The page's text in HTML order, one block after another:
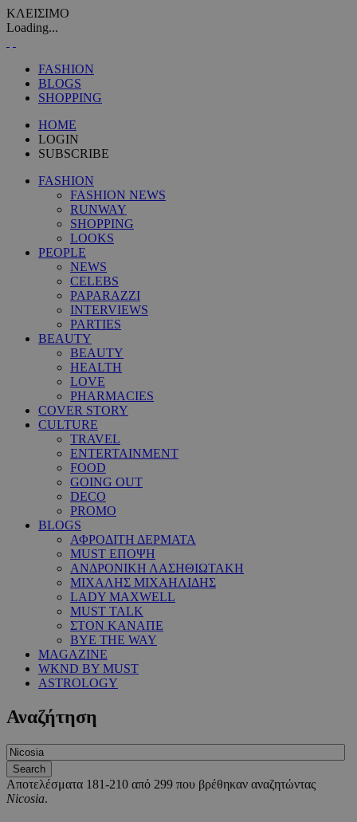
ΚΛΕΙΣΙΜΟ
Loading...
FASHION
BLOGS
SHOPPING
HOME
LOGIN
SUBSCRIBE
FASHION
FASHION NEWS
RUNWAY
SHOPPING
LOOKS
PEOPLE
NEWS
CELEBS
PAPARAZZI
INTERVIEWS
PARTIES
BEAUTY
BEAUTY
HEALTH
LOVE
PHARMACIES
COVER STORY
CULTURE
TRAVEL
ENTERTAINMENT
FOOD
GOING OUT
DECO
PROMO
BLOGS
ΑΦΡΟΔΙΤΗ ΔΕΡΜΑΤΑ
MUST ΕΠΟΨΗ
ΑΝΔΡΟΝΙΚΗ ΛΑΣΗΘΙΩΤΑΚΗ
ΜΙΧΑΛΗΣ ΜΙΧΑΗΛΙΔΗΣ
LADY MAXWELL
MUST TALK
ΣΤΟΝ ΚΑΝΑΠΕ
BYE THE WAY
MAGAZINE
WKND BY MUST
ASTROLOGY
Αναζήτηση
Αποτελέσματα 181-210 από 299 που βρέθηκαν αναζητώντας
Nicosia.